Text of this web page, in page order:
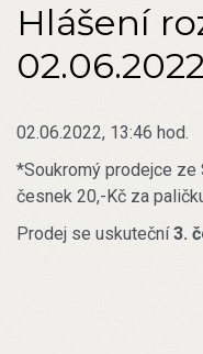
Hlášení
02.06.2022
02.06.2022, 13:46 hod.
*Soukromý prodejce ze
česnek 20,-Kč za
Prodej se uskuteční3.